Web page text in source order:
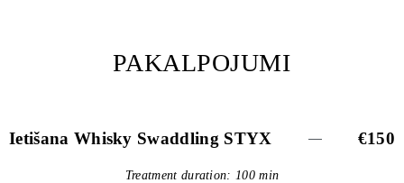
PAKALPOJUMI
Ietišana Whisky Swaddling STYX €150
Treatment duration: 100 min